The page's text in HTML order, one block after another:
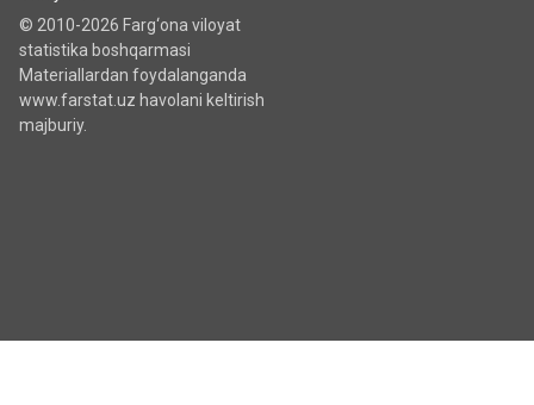
© 2010-2026 Farg‘ona viloyat
statistika boshqarmasi
Materiallardan foydalanganda
www.farstat.uz havolani keltirish
majburiy.